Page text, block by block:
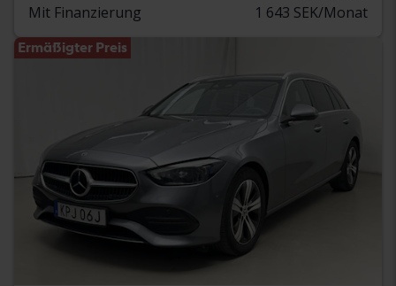
Mit Finanzierung
1 643 SEK/Monat
Ermäßigter Preis